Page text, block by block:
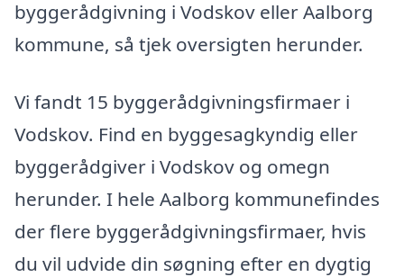
byggerådgivning i Vodskov eller Aalborg
kommune, så tjek oversigten herunder.
Vi fandt 15 byggerådgivningsfirmaer i
Vodskov. Find en byggesagkyndig eller
byggerådgiver i Vodskov og omegn
herunder. I hele Aalborg kommunefindes
der flere byggerådgivningsfirmaer, hvis
du vil udvide din søgning efter en dygtig